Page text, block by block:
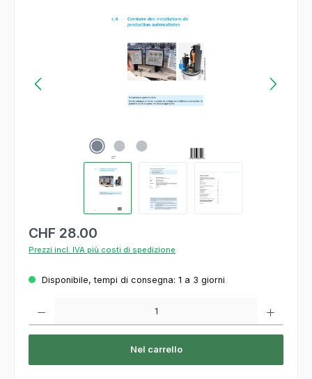
CHF 28.00
Prezzi incl. IVA più costi di spedizione
Disponibile, tempi di consegna: 1 a 3 giorni
Nel carrello